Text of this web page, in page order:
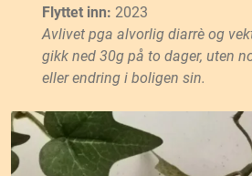
Flyttet inn: 2023
Avlivet pga alvorlig diarrè og
gikk ned 30g på to dager, uten
eller endring i boligen sin.